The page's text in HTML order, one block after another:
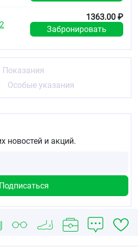
1363.00 ₽
Забронировать
Показания
Особые указания
новостей и акций.